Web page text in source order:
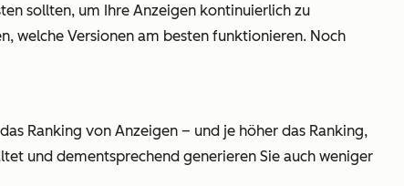
sollten, um Ihre Anzeigen kontinuierlich zu
welche Versionen am besten funktionieren. Noch
Ranking von Anzeigen – und je höher das Ranking,
und dementsprechend generieren Sie auch weniger